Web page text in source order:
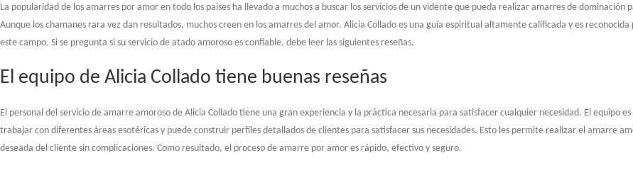
La popularidad de los amarres por amor en todo los paises ha llevado a muchos a buscar los servicios de un vidente que pueda realizar amarres de dominación
Aunque los chamanes rara vez dan resultados, muchos creen en los amarres del amor. Alicia Collado es una guía espiritual altamente calificada y es
este campo. Si se pregunta si su servicio de atado amoroso es confiable, debe leer las siguientes reseñas.
El equipo de Alicia Collado tiene buenas reseñas
El personal del servicio de amarre amoroso de Alicia Collado tiene una gran experiencia y la práctica necesaria para satisfacer cualquier necesidad. El equipo
trabajar con diferentes áreas esotéricas y puede construir perfiles detallados de clientes para satisfacer sus necesidades. Esto les permite realizar el amarre
deseada del cliente sin complicaciones. Como resultado, el proceso de amarre por amor es rápido, efectivo y seguro.